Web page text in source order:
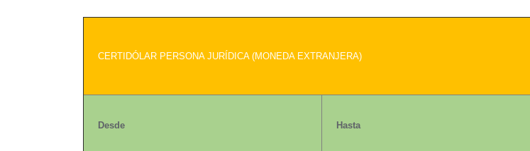
CERTIDÓLAR PERSONA JURÍDICA (MONEDA EXTRANJERA)
Desde Hasta